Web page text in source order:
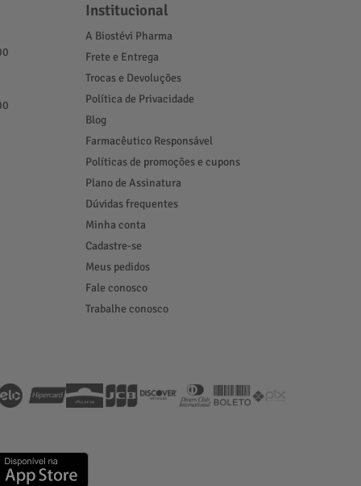
Institucional
A Biostévi Pharma
Frete e Entrega
Trocas e Devoluções
Política de Privacidade
Blog
Farmacêutico Responsável
Políticas de promoções e cupons
Plano de Assinatura
Dúvidas frequentes
Minha conta
Cadastre-se
Meus pedidos
Fale conosco
Trabalhe conosco